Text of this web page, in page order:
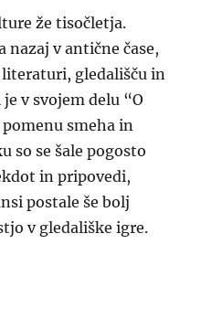
že tisočletja.
nazaj v antične čase,
literaturi, gledališču in
v svojem delu “O
smeha in
so se šale pogosto
in pripovedi,
postale še bolj
v gledališke igre.